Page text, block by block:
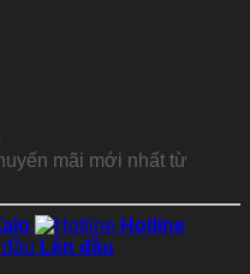
mãi mới nhất từ
Hotline
Lên đầu